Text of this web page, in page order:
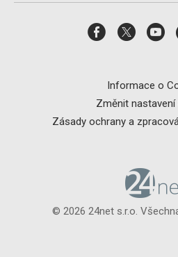
Informace o
Změnit nastavení
Zásady ochrany a
© 2026 24net s.r.o.